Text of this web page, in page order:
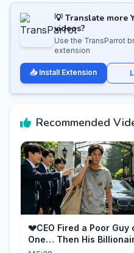
💡 Translate more
videos?
Use the TransParrot
extension
📥 Install Extension
Recommended
💔CEO Fired a Poor Guy
One… Then His
Identity Shocked